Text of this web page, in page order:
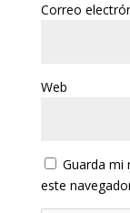
Correo
Web
Guarda mi
este